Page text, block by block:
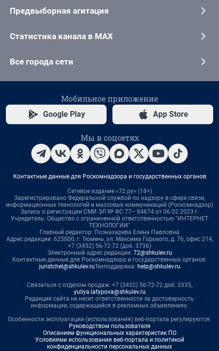
Предвыборная агитация
Статистика канала в MAX
Все города сети
Мобильное приложение
Google Play App Store
Мы в соцсетях
Контактные данные для Роскомнадзора и государственных органов
Сетевое издание «72.ру» (18+)
Зарегистрировано Федеральной службой по надзору в сфере связи,
информационных технологий и массовых коммуникаций (Роскомнадзор)
Запись о регистрации СМИ ЭЛ № ФС 77– 84674 от 06.02.2023 г.
Учредитель: Общество с ограниченной ответственностью "ИНТЕРНЕТ
ТЕХНОЛОГИИ"
Главный редактор: Познахарева Елена Павловна
Адрес редакции: 625000, г. Тюмень, ул. Максима Горького, д. 76, офис 214,
+7 (3452) 56-72-72 (доб. 3736)
Электронный адрес редакции: 72@shkulev.ru
Контактные данные для Роскомнадзора и государственных органов:
juristchel@shkulev.ruТехподдержка: help@shkulev.ru
Связаться с отделом продаж: +7 (3452) 56-72-72 доб. 3335,
yuliya.latypova@shkulev.ru
Редакция сайта не несет ответственности за достоверность
информации, содержащейся в рекламных объявлениях.
Особенности эксплуатации (использования) веб-портала регулируются:
Руководством пользователя
Описанием функциональных характеристик ПО
Условиями использования веб-портала и политикой
конфиденциальности персональных данных